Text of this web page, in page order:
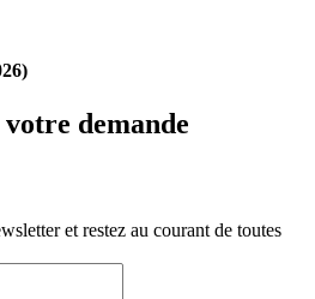
demande
et restez au courant de toutes